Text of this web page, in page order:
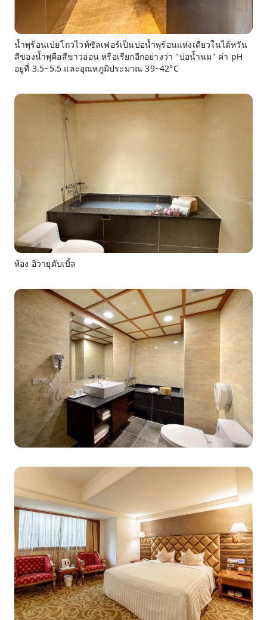
น้ำพุร้อนเป่ยโถวไวท์ซัลเฟอร์เป็นบ่อน้ำพุร้อนแห่งเดียวในไต้หวัน
สีของน้ำพุคือสีขาวอ่อน หรือเรียกอีกอย่างว่า "บ่อน้ำนม" ค่า pH
อยู่ที่ 3.5~5.5 และอุณหภูมิประมาณ 39~42°C
ห้อง อิวายุดับเบิ้ล